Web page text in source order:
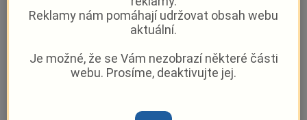
12. 8. 2024|04:35
Reklamy nám pomáhají udržovat obsah webu
aktuální.
Je možné, že se Vám nezobrazí některé části
webu. Prosíme, deaktivujte jej.